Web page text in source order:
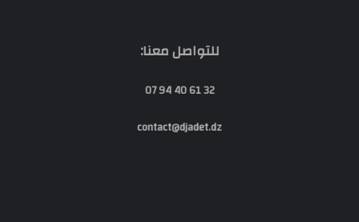
للتواصل معنا:
32 61 40 94 07
contact@djadet.dz